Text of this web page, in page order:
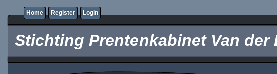
Home Register Login
Stichting Prentenkabinet Van der